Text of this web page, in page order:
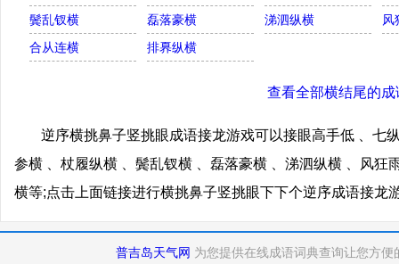
鬓乱钗横
磊落豪横 涕泗纵横
风
合从连横
排奡纵横
查看全部横结尾的成
逆序横挑鼻子竖挑眼成语接龙游戏可以接眼高手低 、七
参横 、杖履纵横 、鬓乱钗横 、磊落豪横 、涕泗纵横 、风狂
横等;点击上面链接进行横挑鼻子竖挑眼下下个逆序成语接龙
普吉岛天气网 为您提供在线成语词典查询让您方